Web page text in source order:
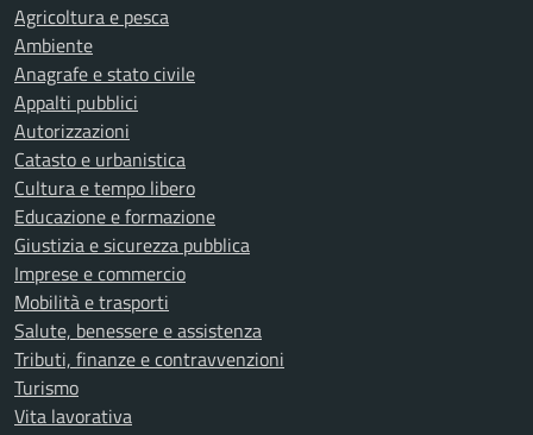
Agricoltura e pesca
Ambiente
Anagrafe e stato civile
Appalti pubblici
Autorizzazioni
Catasto e urbanistica
Cultura e tempo libero
Educazione e formazione
Giustizia e sicurezza pubblica
Imprese e commercio
Mobilità e trasporti
Salute, benessere e assistenza
Tributi, finanze e contravvenzioni
Turismo
Vita lavorativa